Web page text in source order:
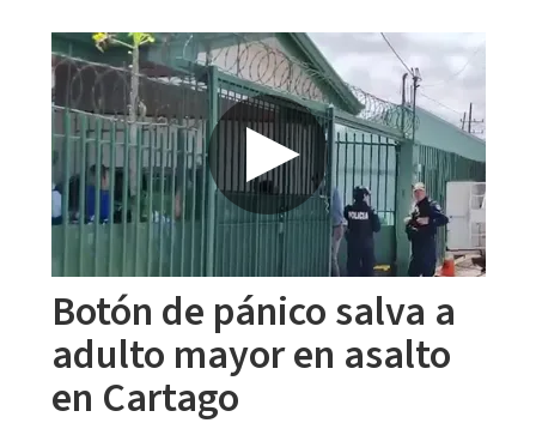
Botón de pánico salva a
adulto mayor en asalto
en Cartago